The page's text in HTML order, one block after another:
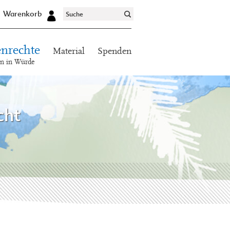
Warenkorb
in Würde
Material Spenden